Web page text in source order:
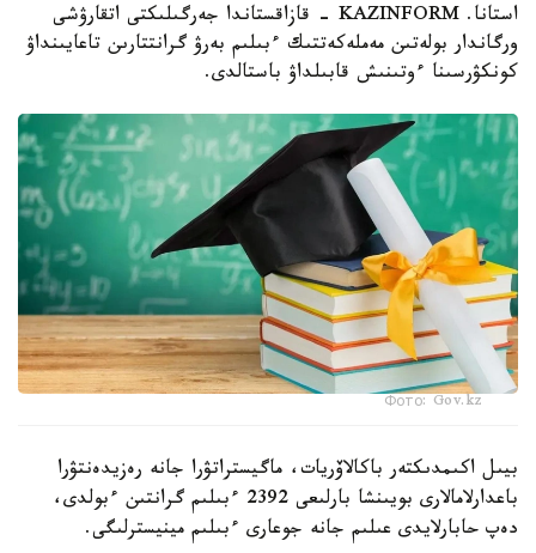
استانا. KAZINFORM - قازاقستاندا جەرگىلىكتى اتقارۋشى
ورگاندار بولەتىن مەملەكەتتىك ءبىلىم بەرۋ گرانتتارىن تاعايىنداۋ
كونكۋرسىنا ءوتىنىش قابىلداۋ باستالدى.
Фото: Gov.kz
بيىل اكىمدىكتەر باكالاۆريات، ماگيستراتۋرا جانە رەزيدەنتۋرا
باعدارلامالارى بويىنشا بارلىعى 2392 ءبىلىم گرانتىن ءبولدى،
دەپ حابارلايدى عىلىم جانە جوعارى ءبىلىم مينيسترلىگى.